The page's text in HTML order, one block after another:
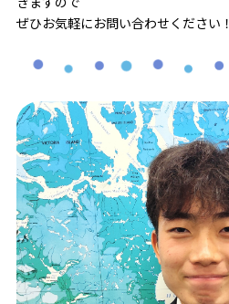
ぜひお気軽にお問い合わせください！